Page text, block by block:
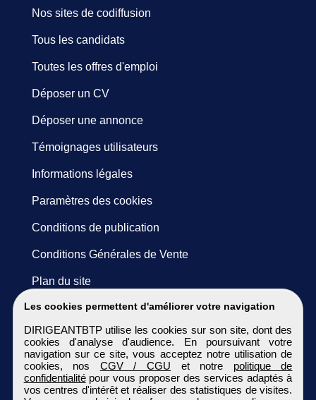
Les cookies permettent d'améliorer votre navigation
DIRIGEANTBTP utilise les cookies sur son site, dont des
cookies d'analyse d'audience. En poursuivant votre
navigation sur ce site, vous acceptez notre utilisation de
cookies, nos CGV / CGU et notre politique de
confidentialitépour vous proposer des services adaptés à
vos centres d'intérêt et réaliser des statistiques de visites.
Nos sites de codiffusion
Tous les candidats
Toutes les offres d'emploi
Déposer un CV
Déposer une annonce
Témoignages utilisateurs
Informations légales
Paramètres des cookies
Conditions de publication
Conditions Générales de Vente
Plan du site